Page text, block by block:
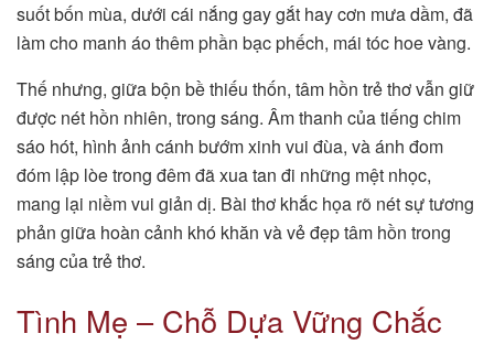
suốt bốn mùa, dưới cái nắng gay gắt hay cơn mưa dầm, đã
làm cho manh áo thêm phần bạc phếch, mái tóc hoe vàng.
Thế nhưng, giữa bộn bề thiếu thốn, tâm hồn trẻ thơ vẫn giữ
được nét hồn nhiên, trong sáng. Âm thanh của tiếng chim
sáo hót, hình ảnh cánh bướm xinh vui đùa, và ánh đom
đóm lập lòe trong đêm đã xua tan đi những mệt nhọc,
mang lại niềm vui giản dị. Bài thơ khắc họa rõ nét sự tương
phản giữa hoàn cảnh khó khăn và vẻ đẹp tâm hồn trong
sáng của trẻ thơ.
Tình Mẹ – Chỗ Dựa Vững Chắc